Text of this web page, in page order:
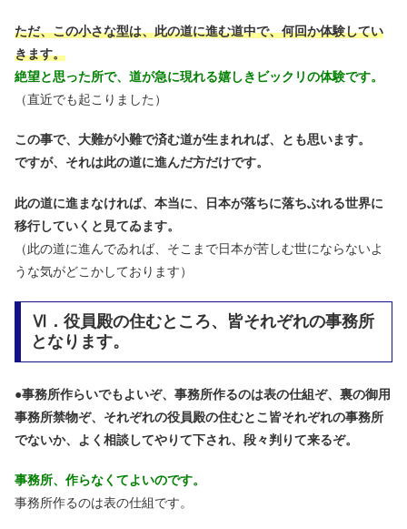
ただ、この小さな型は、此の道に進む道中で、何回か体験してい
きます。
絶望と思った所で、道が急に現れる嬉しきビックリの体験です。
（直近でも起こりました）
この事で、大難が小難で済む道が生まれれば、とも思います。
ですが、それは此の道に進んだ方だけです。
此の道に進まなければ、本当に、日本が落ちに落ちぶれる世界に
移行していくと見てゐます。
（此の道に進んでゐれば、そこまで日本が苦しむ世にならないよ
うな気がどこかしております）
Ⅵ．役員殿の住むところ、皆それぞれの事務所
となります。
●事務所作らいでもよいぞ、事務所作るのは表の仕組ぞ、裏の御用
事務所禁物ぞ、それぞれの役員殿の住むとこ皆それぞれの事務所
でないか、よく相談してやりて下され、段々判りて来るぞ。
事務所、作らなくてよいのです。
事務所作るのは表の仕組です。